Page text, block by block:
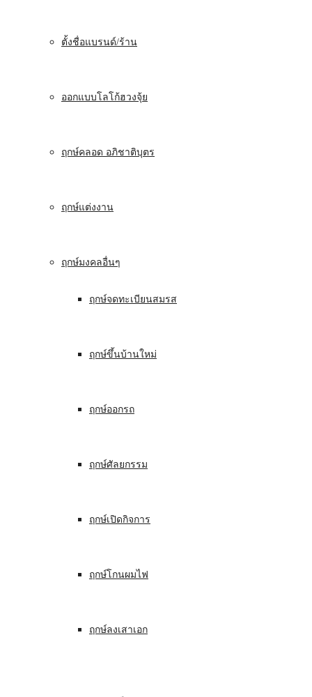
ตั้งชื่อแบรนด์/ร้าน
ออกแบบโลโก้ฮวงจุ้ย
ฤกษ์คลอด อภิชาติบุตร
ฤกษ์แต่งงาน
ฤกษ์มงคลอื่นๆ
ฤกษ์จดทะเบียนสมรส
ฤกษ์ขึ้นบ้านใหม่
ฤกษ์ออกรถ
ฤกษ์ศัลยกรรม
ฤกษ์เปิดกิจการ
ฤกษ์โกนผมไฟ
ฤกษ์ลงเสาเอก